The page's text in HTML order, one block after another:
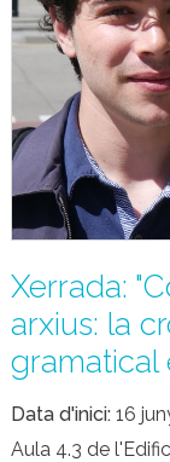
Xerrada:
arxius: la
gramatical
Data d'inici 16
Aula 4.3 de